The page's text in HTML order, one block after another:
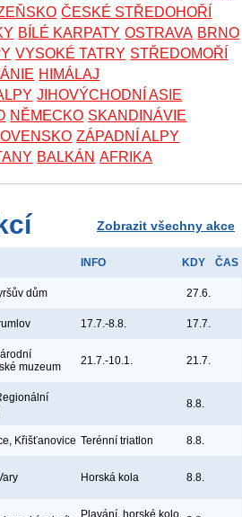
ČESKÉ STŘEDOHOŘÍ
BÍLÉ KARPATY OSTRAVA BRNO
VYSOKÉ TATRY STŘEDOMOŘÍ
HIMÁLAJ
JIHOVÝCHODNÍ ASIE
NĚMECKO SKANDINÁVIE
ZÁPADNÍ ALPY
BALKÁN AFRIKA
Zobrazit všechny akce
INFO KDY ČAS
dům 27.6.
17.7.-8.8. 17.7.
muzeum
21.7.-10.1. 21.7.
8.8.
Křišťanovice Terénní triatlon 8.8.
Horská kola 8.8.
Plavání, horské kolo,